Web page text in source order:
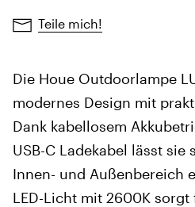
Teile mich!
Die Houe Outdoorlampe
modernes Design mit
Dank kabellosem
USB-C Ladekabel lässt
Innen- und Außenbereich
LED-Licht mit 2600K